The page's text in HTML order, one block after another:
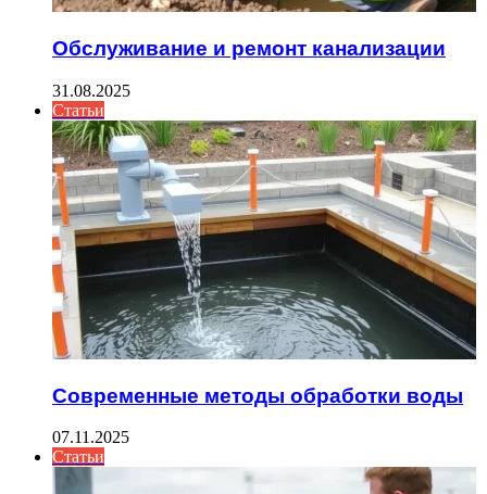
Обслуживание и ремонт канализации
31.08.2025
Статьи
Современные методы обработки воды
07.11.2025
Статьи